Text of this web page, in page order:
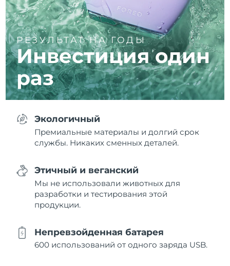
РЕЗУЛЬТАТ НА ГОДЫ
Инвестиция один
раз
Экологичный
Премиальные материалы и долгий срок
службы. Никаких сменных деталей.
Этичный и веганский
Мы не использовали животных для
разработки и тестирования этой
продукции.
Непревзойденная батарея
600 использований от одного заряда USB.